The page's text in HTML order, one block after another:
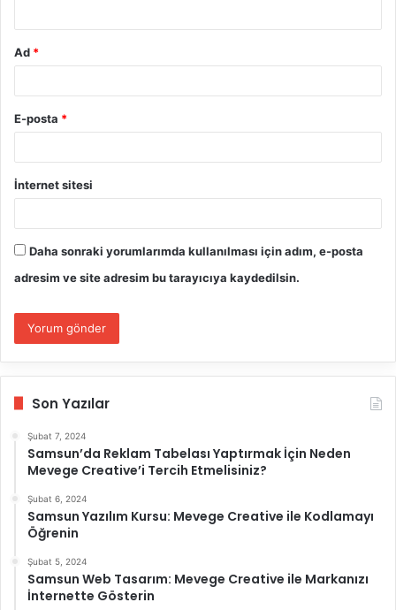
Ad *
E-posta *
İnternet sitesi
Daha sonraki yorumlarımda kullanılması için adım, e-posta
adresim ve site adresim bu tarayıcıya kaydedilsin.
Son Yazılar
Şubat 7, 2024
Samsun’da Reklam Tabelası Yaptırmak İçin Neden
Mevege Creative’i Tercih Etmelisiniz?
Şubat 6, 2024
Samsun Yazılım Kursu: Mevege Creative ile Kodlamayı
Öğrenin
Şubat 5, 2024
Samsun Web Tasarım: Mevege Creative ile Markanızı
İnternette Gösterin